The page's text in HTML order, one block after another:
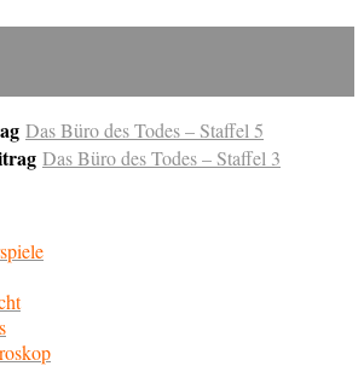
Das Büro des Todes – Staffel 5
Das Büro des Todes – Staffel 3